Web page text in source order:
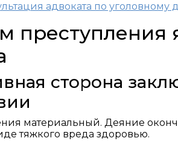
адвоката по уголовному
преступления
сторона
материальный. Деяние
тяжкого вреда здоровью.